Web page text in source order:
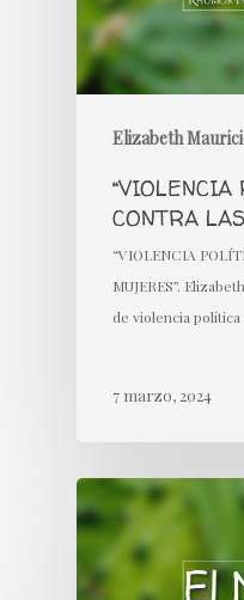
Elizabeth
“VIOLENCIA
CONTRA
“VIOLENCIA
MUJERES”.
de violencia
7 marzo, 2024